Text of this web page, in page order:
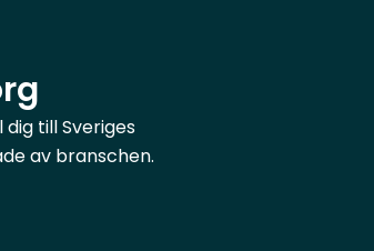
släpvagnar och påhängsvagnar kan
av långa fordonskombinationer
på svenska vägar.Det ger
till Sveriges
av branschen.